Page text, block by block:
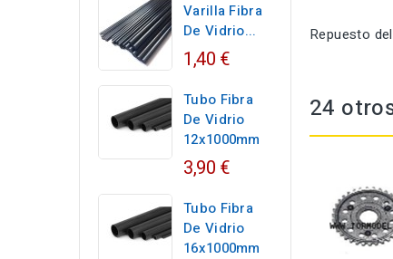
Varilla Fibra
De Vidrio...
1,40 €
Tubo Fibra
De Vidrio
12x1000mm
3,90 €
Tubo Fibra
De Vidrio
16x1000mm
Repuesto
24